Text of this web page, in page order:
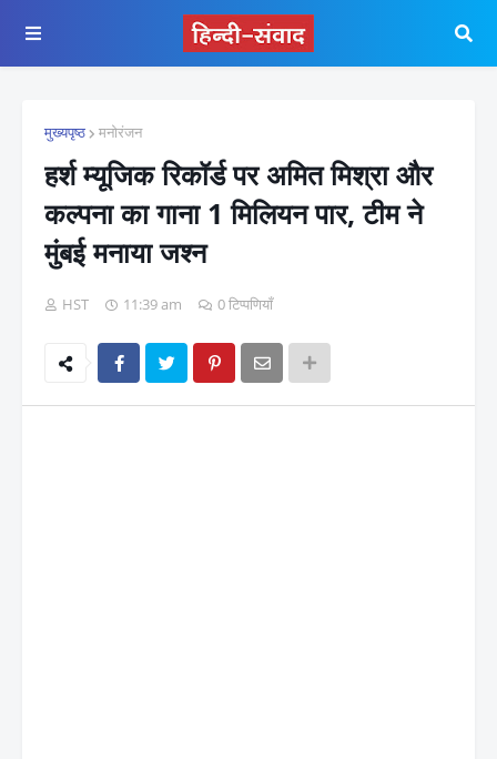
मुख्यपृष्ठ मनोरंजन
हर्श म्यूजिक रिकॉर्ड पर अमित मिश्रा और
कल्पना का गाना 1 मिलियन पार, टीम ने
मुंबई मनाया जश्न
HST 11:39 am 0 टिप्पणियाँ